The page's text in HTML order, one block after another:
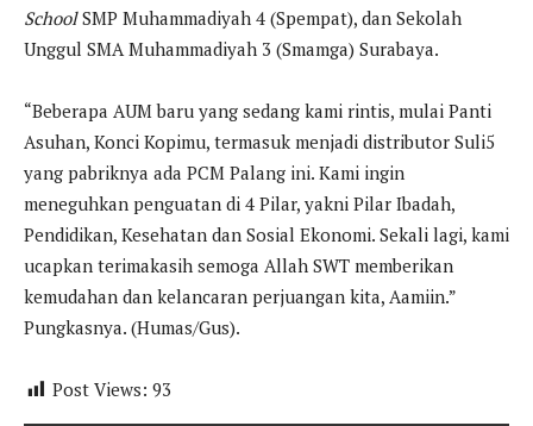
SchoolSMP Muhammadiyah 4 (Spempat), dan Sekolah
Unggul SMA Muhammadiyah 3 (Smamga) Surabaya.
“Beberapa AUM baru yang sedang kami rintis, mulai Panti
Asuhan, Konci Kopimu, termasuk menjadi distributor Suli5
yang pabriknya ada PCM Palang ini. Kami ingin
meneguhkan penguatan di 4 Pilar, yakni Pilar Ibadah,
Pendidikan, Kesehatan dan Sosial Ekonomi. Sekali lagi, kami
ucapkan terimakasih semoga Allah SWT memberikan
kemudahan dan kelancaran perjuangan kita, Aamiin.”
Pungkasnya. (Humas/Gus).
Post Views: 93